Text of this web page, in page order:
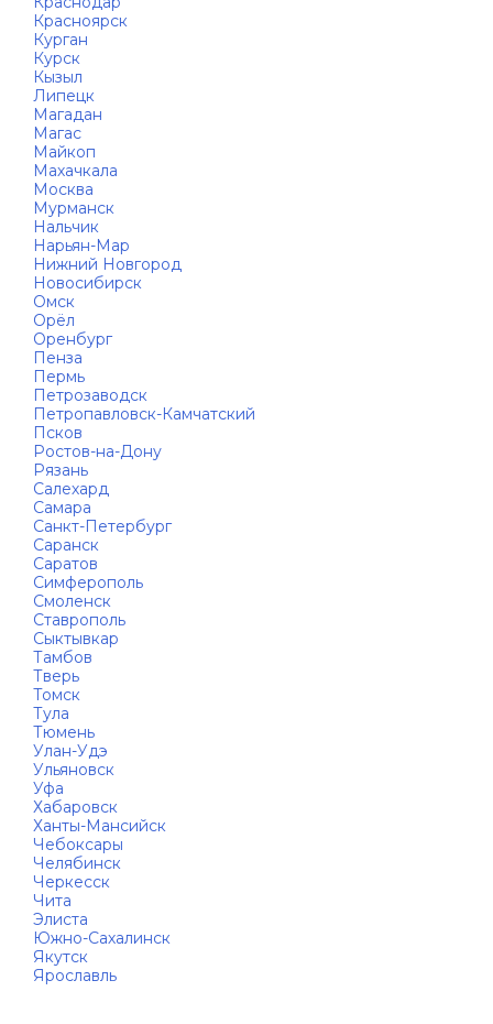
Красноярск
Курган
Курск
Кызыл
Липецк
Магадан
Магас
Майкоп
Махачкала
Москва
Мурманск
Нальчик
Нарьян-Мар
Нижний Новгород
Новосибирск
Омск
Орёл
Оренбург
Пенза
Пермь
Петрозаводск
Петропавловск-Камчатский
Псков
Ростов-на-Дону
Рязань
Салехард
Самара
Санкт-Петербург
Саранск
Саратов
Симферополь
Смоленск
Ставрополь
Сыктывкар
Тамбов
Тверь
Томск
Тула
Тюмень
Улан-Удэ
Ульяновск
Уфа
Хабаровск
Ханты-Мансийск
Чебоксары
Челябинск
Черкесск
Чита
Элиста
Южно-Сахалинск
Якутск
Ярославль